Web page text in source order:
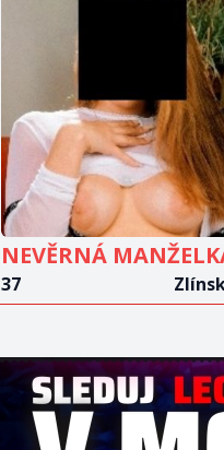
ZOBRAZIT
INZERÁT
NEVĚRNÁ
37